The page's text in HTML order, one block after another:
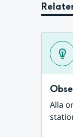
Alla